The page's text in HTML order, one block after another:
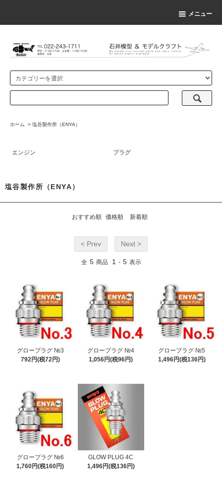
メニュー
ホーム > 塩谷製作所（ENYA）
エンジン プラグ
塩谷製作所（ENYA）
おすすめ順 価格順 新着順
< Prev Next >
全 5 商品 1 - 5 表示
グロープラグ №3
792円(税72円)
グロープラグ №4
1,056円(税96円)
グロープラグ №5
1,496円(税136円)
グロープラグ №6
1,760円(税160円)
GLOW PLUG 4C
1,496円(税136円)